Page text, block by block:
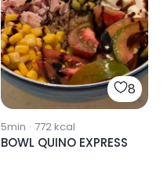
8
5min · 772kcal
BOWL QUINO EXPRESS